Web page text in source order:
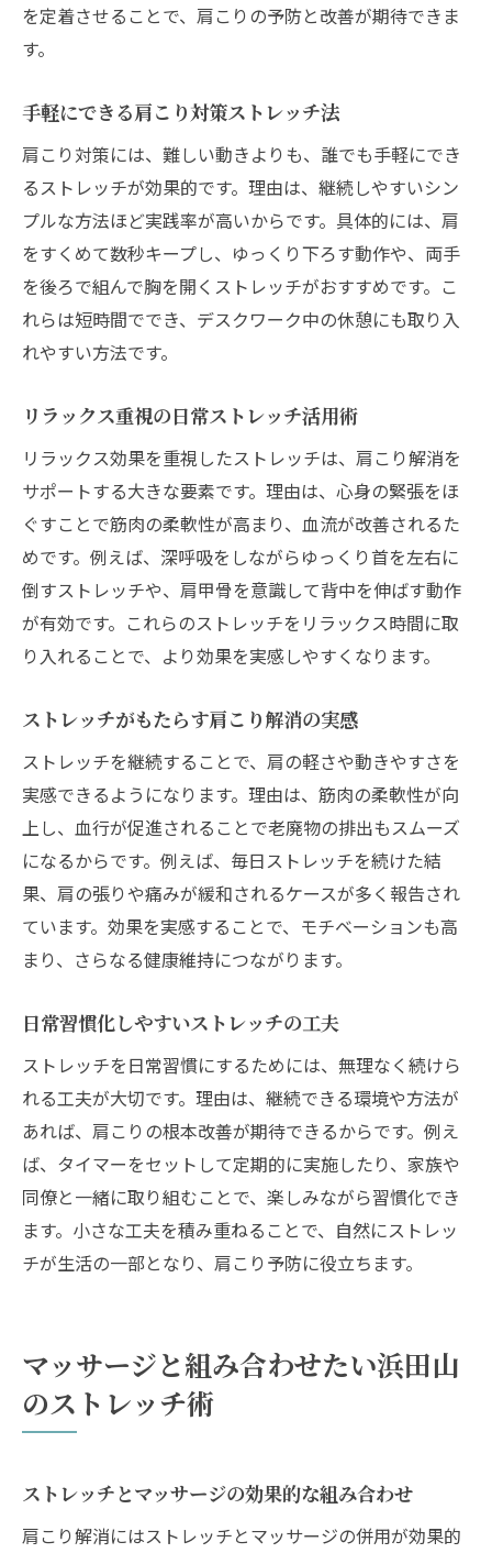
を定着させることで、肩こりの予防と改善が期待できま
す。
手軽にできる肩こり対策ストレッチ法
肩こり対策には、難しい動きよりも、誰でも手軽にでき
るストレッチが効果的です。理由は、継続しやすいシン
プルな方法ほど実践率が高いからです。具体的には、肩
をすくめて数秒キープし、ゆっくり下ろす動作や、両手
を後ろで組んで胸を開くストレッチがおすすめです。こ
れらは短時間ででき、デスクワーク中の休憩にも取り入
れやすい方法です。
リラックス重視の日常ストレッチ活用術
リラックス効果を重視したストレッチは、肩こり解消を
サポートする大きな要素です。理由は、心身の緊張をほ
ぐすことで筋肉の柔軟性が高まり、血流が改善されるた
めです。例えば、深呼吸をしながらゆっくり首を左右に
倒すストレッチや、肩甲骨を意識して背中を伸ばす動作
が有効です。これらのストレッチをリラックス時間に取
り入れることで、より効果を実感しやすくなります。
ストレッチがもたらす肩こり解消の実感
ストレッチを継続することで、肩の軽さや動きやすさを
実感できるようになります。理由は、筋肉の柔軟性が向
上し、血行が促進されることで老廃物の排出もスムーズ
になるからです。例えば、毎日ストレッチを続けた結
果、肩の張りや痛みが緩和されるケースが多く報告され
ています。効果を実感することで、モチベーションも高
まり、さらなる健康維持につながります。
日常習慣化しやすいストレッチの工夫
ストレッチを日常習慣にするためには、無理なく続けら
れる工夫が大切です。理由は、継続できる環境や方法が
あれば、肩こりの根本改善が期待できるからです。例え
ば、タイマーをセットして定期的に実施したり、家族や
同僚と一緒に取り組むことで、楽しみながら習慣化でき
ます。小さな工夫を積み重ねることで、自然にストレッ
チが生活の一部となり、肩こり予防に役立ちます。
マッサージと組み合わせたい浜田山
のストレッチ術
ストレッチとマッサージの効果的な組み合わせ
肩こり解消にはストレッチとマッサージの併用が効果的